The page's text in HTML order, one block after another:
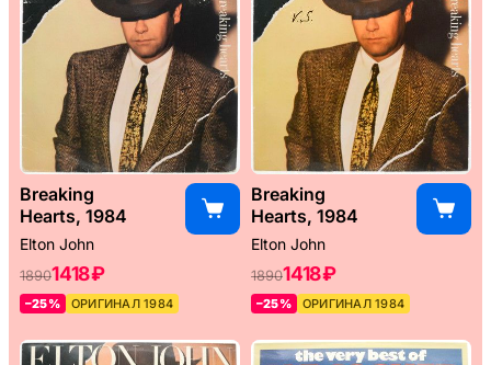
Breaking
Hearts, 1984
Elton John
18901418 ₽
–25% ОРИГИНАЛ 1984
Breaking
Hearts, 1984
Elton John
18901418 ₽
–25% ОРИГИНАЛ 1984